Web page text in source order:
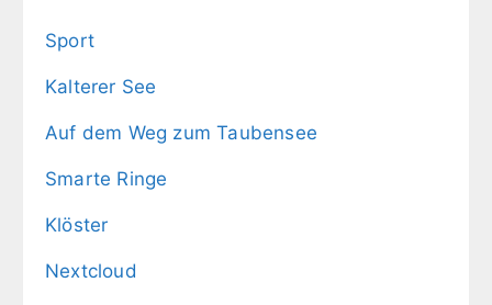
Sport
Kalterer See
Auf dem Weg zum Taubensee
Smarte Ringe
Klöster
Nextcloud